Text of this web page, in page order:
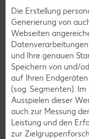
Salat-Rezepte
Spargel-Rezepte
Fleisch-Rezepte
Fisch-Rezepte
Geflügel-Rezepte
Lamm-Rezepte
Grill-Rezepte
Die Erstellung
Generierung von
Webseiten
und Ihre genauen
Speichern von und/
auf Ihren
(sog. Segmenten).
Ausspielen dieser
auch zur Messung
Leistung und den
zur